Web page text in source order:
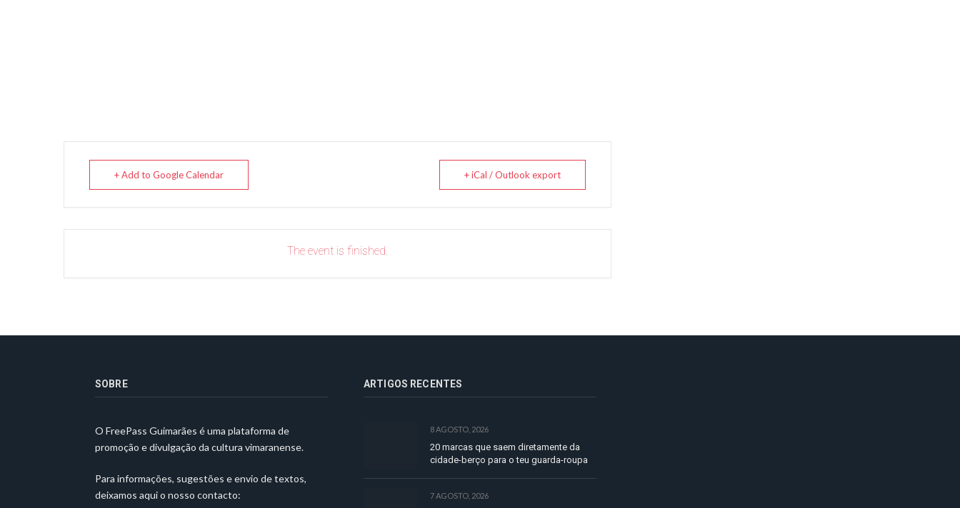
+ Add to Google Calendar + iCal / Outlook export
The event is finished.
SOBRE
O FreePass Guimarães é uma plataforma de
promoção e divulgação da cultura vimaranense.
Para informações, sugestões e envio de textos,
deixamos aqui o nosso contacto:
ARTIGOS RECENTES
8 AGOSTO, 2026
20 marcas que saem diretamente da
cidade-berço para o teu guarda-roupa
7 AGOSTO, 2026